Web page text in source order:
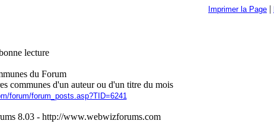
Imprimer la Page |
lecture
du Forum
communes d'un auteur ou d'un titre du mois
forum/forum_posts.asp?TID=6241
8.03 - http://www.webwizforums.com